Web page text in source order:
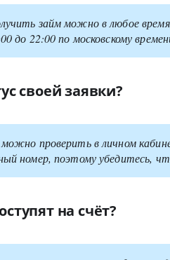
займ можно в любое
до 22:00 по московскому
своей заявки?
проверить в личном
номер, поэтому убедитесь,
на счёт?